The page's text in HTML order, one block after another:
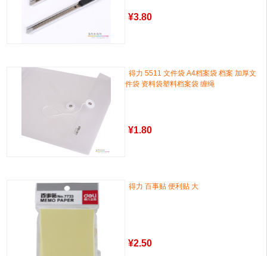
¥3.80
得力 5511 文件袋 A4档案袋 档案 加厚文
件袋 资料袋塑料档案袋 缠绳
¥1.80
得力 百事贴 便利贴 大
¥2.50